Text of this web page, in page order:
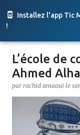
Installez l'app Tic
!
L’école de
Ahmed
par rachid amaoui le